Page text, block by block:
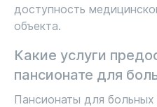
доступность
объекта.
Какие услуги
пансионате для
Пансионаты для